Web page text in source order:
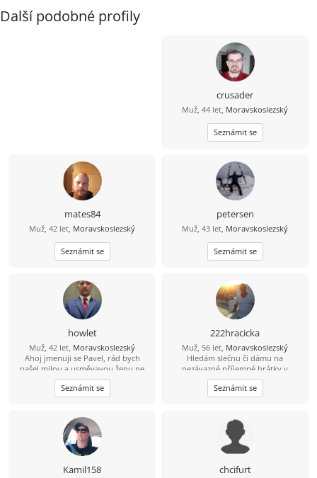
Další podobné profily
crusader
Muž, 44 let, Moravskoslezský
Seznámit se
mates84
Muž, 42 let, Moravskoslezský
Seznámit se
petersen
Muž, 43 let, Moravskoslezský
Seznámit se
howlet
Muž, 42 let, Moravskoslezský
Ahoj jmenuji se Pavel, rád bych
našel milou a usměvavou ženu ne
jen na pokec ale pokud možno i na
vážný vztah mezi 26 a 49 lety, pokud
budeš chtít ozvi se, budu moc rád
Seznámit se
222hracicka
Muž, 56 let, Moravskoslezský
Hledám slečnu či dámu na
nezávazné příjemné hrátky v
dopoledních hodinách. Žádné
následné komplikace! :-D Ostravsko
Seznámit se
Kamil158 chcifurt